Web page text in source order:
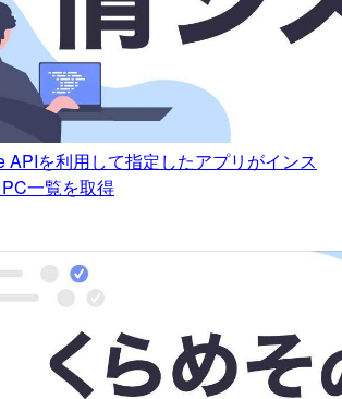
APIを利用して指定したアプリがインス
一覧を取得